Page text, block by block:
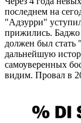
последнем на
"Адзурри"
прижились. Баджо
должен был
дальнейшую
самоуверенных
видим. Провал в